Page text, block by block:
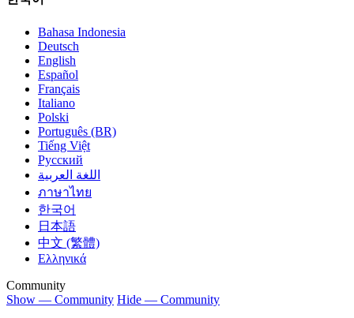
Bahasa Indonesia
Deutsch
English
Español
Français
Italiano
Polski
Português (BR)
Tiếng Việt
Русский
اللغة العربية
ภาษาไทย
한국어
日本語
中文 (繁體)
Ελληνικά
Community
Show — Community Hide — Community